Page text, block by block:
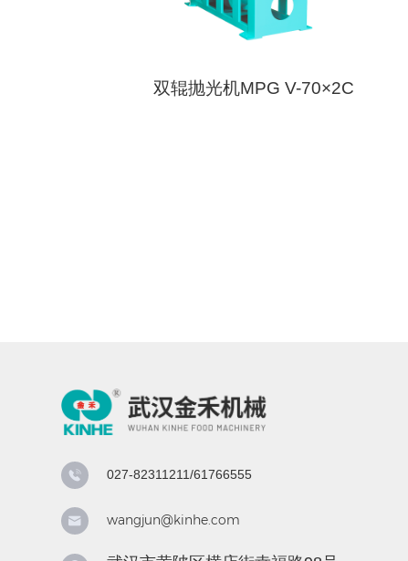
双辊抛光机MPG V-70×2C
027-82311211/61766555
wangjun@kinhe.com